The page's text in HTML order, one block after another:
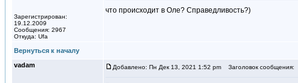
Зарегистрирован:
19.12.2009
Сообщения: 2967
Откуда: Ufa
что происходит в Оле? Справедливость?)
Вернуться к началу
vadam
Добавлено: Пн Дек 13, 2021 1:52 pm Заголовок сообщения: